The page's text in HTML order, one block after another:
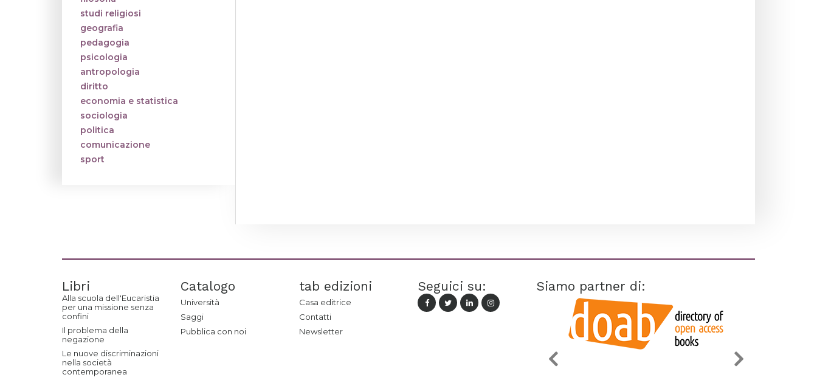
studi religiosi
geografia
pedagogia
psicologia
antropologia
diritto
economia e statistica
sociologia
politica
comunicazione
sport
Libri
Alla scuola dell'Eucaristia
per una missione senza
confini
Il problema della
negazione
Le nuove discriminazioni
nella società
contemporanea
Catalogo
Università
Saggi
Pubblica con noi
tab edizioni
Casa editrice
Contatti
Newsletter
Seguici su: Siamo partner di: